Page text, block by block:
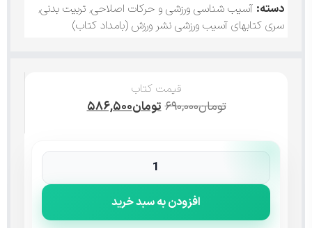
دسته: آسیب شناسی ورزشی و حرکات اصلاحی, تربیت بدنی,
سری کتابهای آسیب ورزشی نشر ورزش (بامداد کتاب)
قیمت کتاب
تومان۶۹۰,۰۰۰تومان۵۸۶,۵۰۰
افزودن به سبد خرید